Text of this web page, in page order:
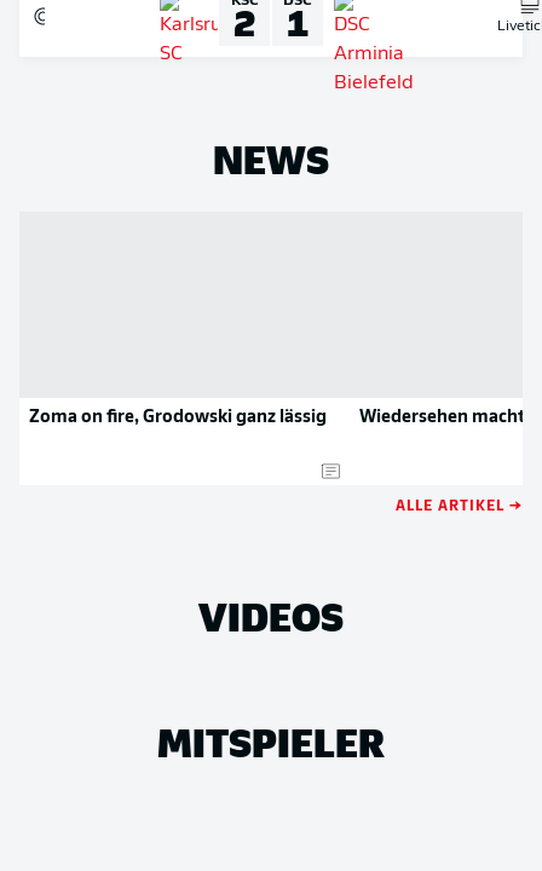
2 1
NEWS
Zoma on fire, Grodowski ganz lässig Wiedersehen macht
ALLE ARTIKEL →
VIDEOS
MITSPIELER